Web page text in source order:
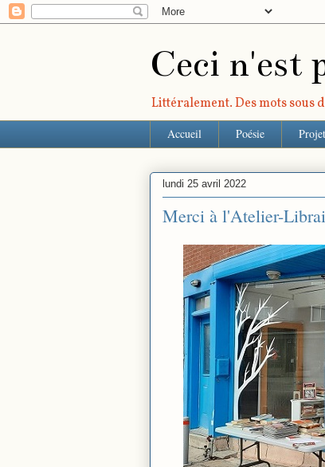
Ceci n'est
Littéralement. Des mots sous
Accueil Poésie
lundi 25 avril 2022
Merci à l'Atelier-